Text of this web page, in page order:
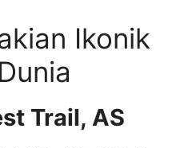
Ikonik
Trail, AS